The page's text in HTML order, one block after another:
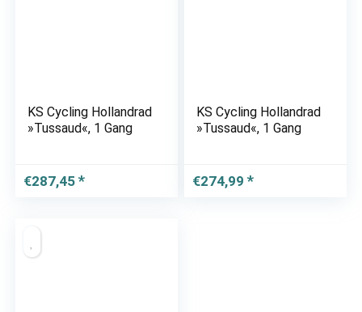
KS Cycling Hollandrad
»Tussaud«, 1 Gang
€287,45
KS Cycling Hollandrad
»Tussaud«, 1 Gang
€274,99